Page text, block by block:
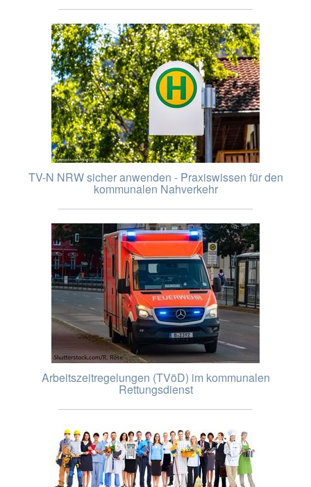
TV-N NRW sicher anwenden - Praxiswissen für den
kommunalen Nahverkehr
Arbeitszeitregelungen (TVöD) im kommunalen
Rettungsdienst